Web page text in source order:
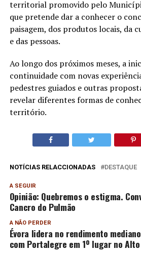
territorial promovido pelo
que pretende dar a conhecer o
paisagem, dos produtos locais, da
e das pessoas.
Ao longo dos próximos meses, a
continuidade com novas
pedestres guiados e outras
revelar diferentes formas de
território.
NOTÍCIAS RELACCIONADAS DESTAQUE
A SEGUIR
Opinião: Quebremos o estigma.
Cancro do Pulmão
A NÃO PERDER
Évora lidera no rendimento
com Portalegre em 1º lugar no